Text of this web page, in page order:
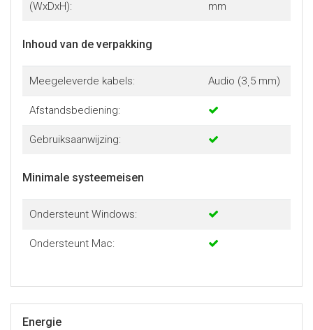
(WxDxH): mm
Inhoud van de verpakking
Meegeleverde kabels: Audio (3ˌ5 mm)
Afstandsbediening:
Gebruiksaanwijzing:
Minimale systeemeisen
Ondersteunt Windows:
Ondersteunt Mac:
Energie